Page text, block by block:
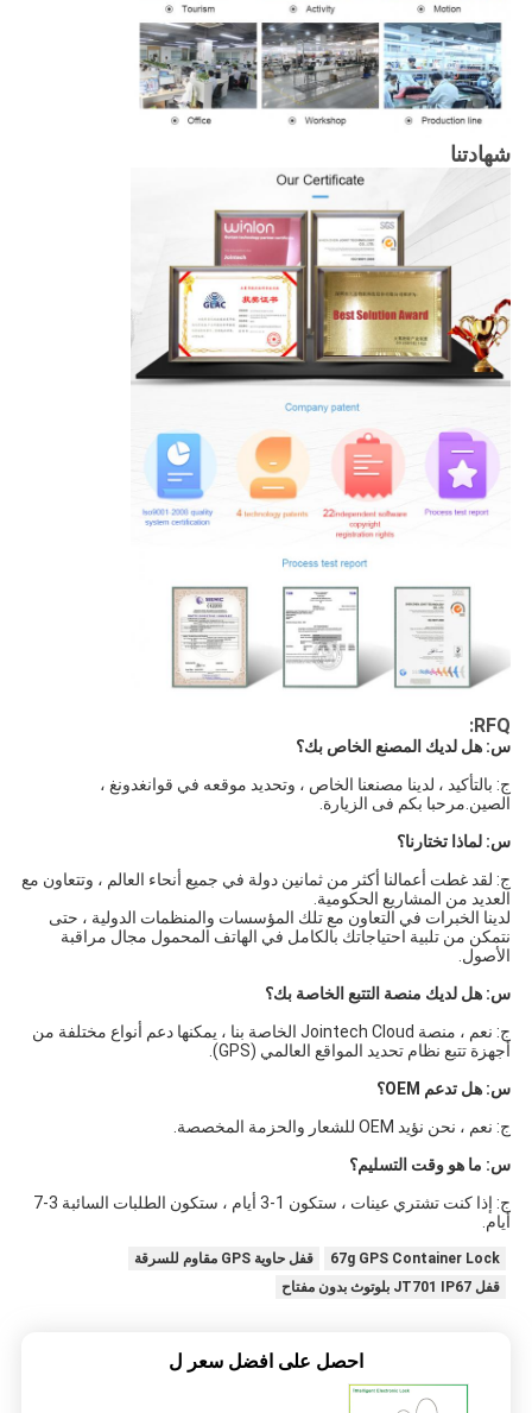
شهادتنا
RFQ:
س: هل لديك المصنع الخاص بك؟
الصين.مرحبا بكم فى الزيارة.
س: لماذا تختارنا؟
العديد من المشاريع الحكومية.
نتمكن من تلبية احتياجاتك بالكامل في الهاتف المحمول
الأصول.
س: هل لديك منصة التتبع الخاصة بك؟
أجهزة تتبع نظام تحديد المواقع العالمي (GPS).
س: هل تدعم OEM؟
ج: نعم ، نحن نؤيد OEM للشعار والحزمة المخصصة.
س: ما هو وقت التسليم؟
أيام.
67g GPS Container Lock
قفل حاوية GPS مقاوم للسرقة
قفل JT701 IP67 بلوتوث بدون مفتاح
احصل على افضل سعر ل